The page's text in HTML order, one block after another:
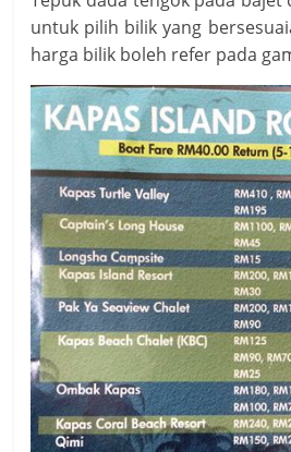
untuk pilih bilik yang
harga bilik boleh refer pada